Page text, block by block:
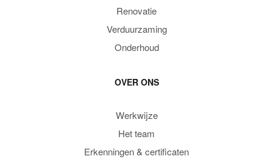
Renovatie
Verduurzaming
Onderhoud
OVER ONS
Werkwijze
Het team
Erkenningen & certificaten